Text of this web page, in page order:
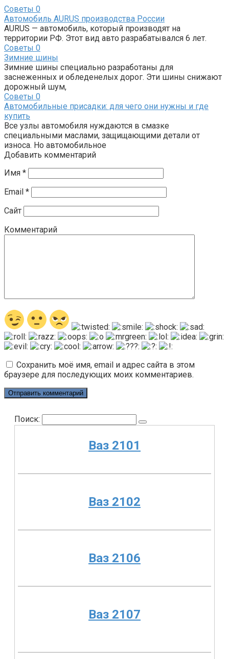
Советы 0
Автомобиль AURUS производства России
AURUS — автомобиль, который производят на
территории РФ. Этот вид авто разрабатывался 6 лет.
Советы 0
Зимние шины
Зимние шины специально разработаны для
заснеженных и обледенелых дорог. Эти шины снижают
дорожный шум,
Советы 0
Автомобильные присадки: для чего они нужны и где
купить
Все узлы автомобиля нуждаются в смазке
специальными маслами, защищающими детали от
износа. Но автомобильное
Добавить комментарий
Имя *
Email *
Сайт
Комментарий
Сохранить моё имя, email и адрес сайта в этом
браузере для последующих моих комментариев.
Поиск:
Ваз 2101
Ваз 2102
Ваз 2106
Ваз 2107